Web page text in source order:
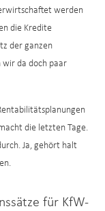
werden
die Kredite
der ganzen
wir da doch paar
die letzten Tage.
Ja, gehört halt
für KfW-